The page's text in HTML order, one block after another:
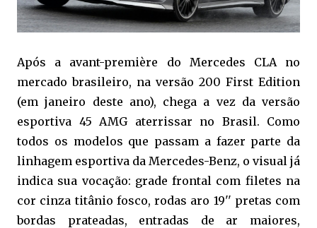
Após a avant-première do Mercedes CLA no
mercado brasileiro, na versão 200 First Edition
(em janeiro deste ano), chega a vez da versão
esportiva 45 AMG aterrissar no Brasil. Como
todos os modelos que passam a fazer parte da
linhagem esportiva da Mercedes-Benz, o visual já
indica sua vocação: grade frontal com filetes na
cor cinza titânio fosco, rodas aro 19'' pretas com
bordas prateadas, entradas de ar maiores,